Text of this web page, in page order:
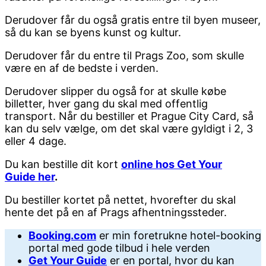
Derudover får du også gratis entre til byen museer,
så du kan se byens kunst og kultur.
Derudover får du entre til Prags Zoo, som skulle
være en af de bedste i verden.
Derudover slipper du også for at skulle købe
billetter, hver gang du skal med offentlig
transport. Når du bestiller et Prague City Card, så
kan du selv vælge, om det skal være gyldigt i 2, 3
eller 4 dage.
Du kan bestille dit kort online hos Get Your
Guide her.
Du bestiller kortet på nettet, hvorefter du skal
hente det på en af Prags afhentningssteder.
Booking.com er min foretrukne hotel-booking
portal med gode tilbud i hele verden
Get Your Guide er en portal, hvor du kan